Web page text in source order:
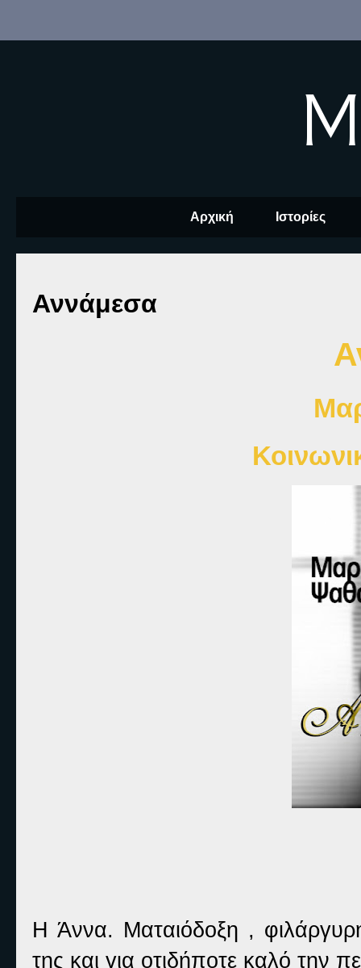
Αρχική Ιστορίες
Αννάμεσα
Η Άννα. Ματαιόδοξη ,
της και για οτιδήποτε καλό την